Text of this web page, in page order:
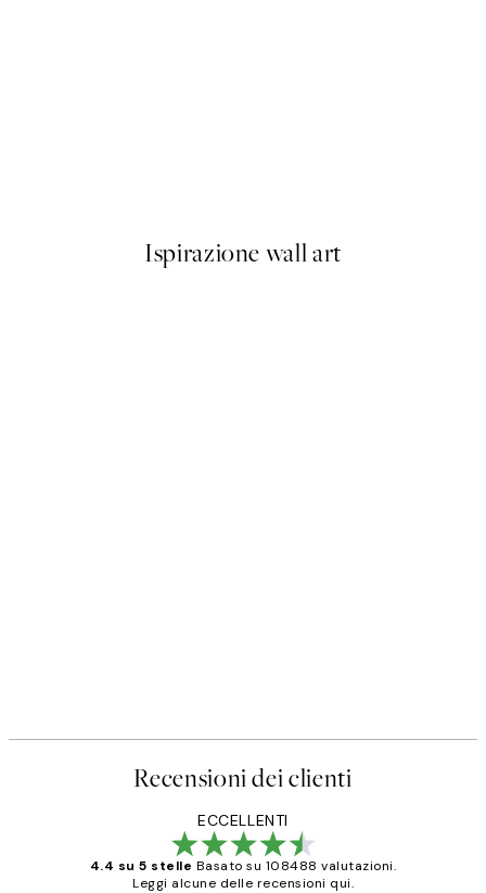
Ispirazione wall art
Recensioni dei clienti
ECCELLENTI
4.4 su 5 stelle Basato su 108488 valutazioni.
Leggi alcune delle recensioni qui.